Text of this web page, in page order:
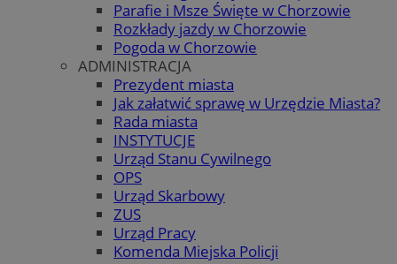
Parafie i Msze Święte w Chorzowie
Rozkłady jazdy w Chorzowie
Pogoda w Chorzowie
ADMINISTRACJA
Prezydent miasta
Jak załatwić sprawę w Urzędzie Miasta?
Rada miasta
INSTYTUCJE
Urząd Stanu Cywilnego
OPS
Urząd Skarbowy
ZUS
Urząd Pracy
Komenda Miejska Policji